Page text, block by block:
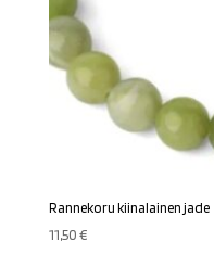
Rannekoru kiinalainen jade
11,50€